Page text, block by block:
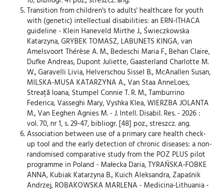
Transition from children's to adults' healthcare for youth
with (genetic) intellectual disabilities: an ERN-ITHACA
guideline - Klein Haneveld Mirthe J., Świeczkowska
Katarzyna, GRYBEK TOMASZ, LABUNETS KINGA, van
Amelsvoort Thérèse A. M., Bedeschi Maria F., Behan Claire,
Dufke Andreas, Dupont Juliette, Gaasterland Charlotte M.
W., Garavelli Livia, Helverschou Sissel B., McAnallen Susan,
MILSKA-MUSA KATARZYNA A., Van Staa AnneLoes,
Streaţă Ioana, Stumpel Connie T. R. M., Tamburrino
Federica, Vasseghi Mary, Vyshka Klea, WIERZBA JOLANTA
M., Van Eeghen Agnies M. - J. Intell. Disabil. Res. - 2026 :
vol. 70, nr 1, s. 29-47, bibliogr. [48] poz., streszcz. ang.
Association between use of a primary care health check-
up tool and the early detection of chronic diseases: a non-
randomised comparative study from the POZ PLUS pilot
programme in Poland - Małecka Daria, TYRAŃSKA-FOBKE
ANNA, Kubiak Katarzyna B., Kuich Aleksandra, Zapaśnik
Andrzej, ROBAKOWSKA MARLENA - Medicina-Lithuania -